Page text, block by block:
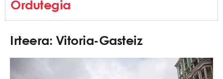
Ordutegia
Irteera: Vitoria-Gasteiz